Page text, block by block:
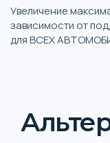
Увеличение
зависимости от
для ВСЕХ